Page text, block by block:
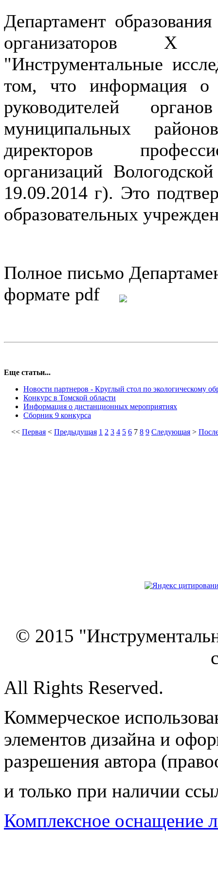
Департамент
организаторов Х
"Инструментальные
том, что информация о
руководителей
муниципальных
директоров
организаций
19.09.2014 г). Это
образовательных
Полное письмо
формате pdf
Еще статьи...
Новости партнеров - Круглый стол по экологическому
Конкурс в Томской области
Информация о дистанционных мероприятиях
Сборник 9 конкурса
<< Первая < Предыдущая 1 2 3 4 5 6 7 8 9 Следующая >
© 2015
All Rights Reserved.
Коммерческое
элементов дизайна и
разрешения автора
и только при наличии
Комплексное оснащение